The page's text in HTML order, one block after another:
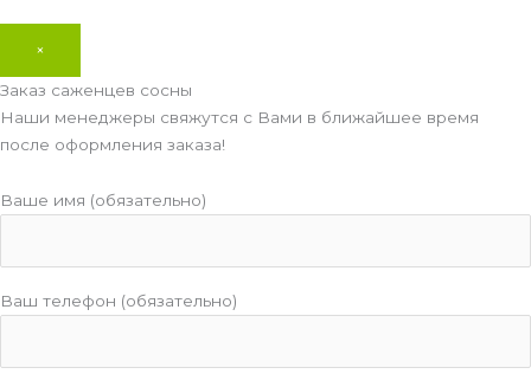
×
Заказ саженцев сосны
Наши менеджеры свяжутся с Вами в ближайшее время
после оформления заказа!
Ваше имя (обязательно)
Ваш телефон (обязательно)